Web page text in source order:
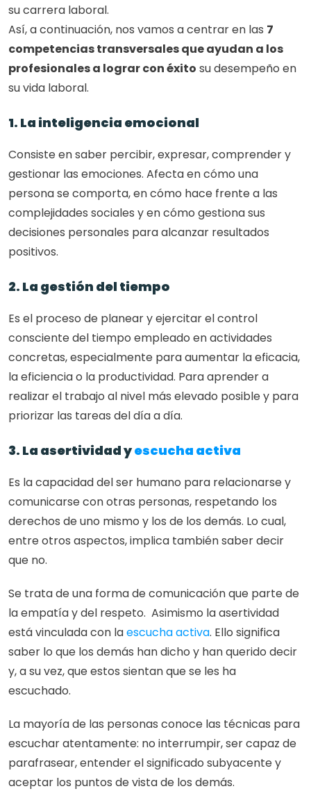
su carrera laboral.
Así, a continuación, nos vamos a centrar en las 7
competencias transversales que ayudan a los
profesionales a lograr con éxito su desempeño en
su vida laboral.
1. La inteligencia emocional
Consiste en saber percibir, expresar, comprender y
gestionar las emociones. Afecta en cómo una
persona se comporta, en cómo hace frente a las
complejidades sociales y en cómo gestiona sus
decisiones personales para alcanzar resultados
positivos.
2. La gestión del tiempo
Es el proceso de planear y ejercitar el control
consciente del tiempo empleado en actividades
concretas, especialmente para aumentar la eficacia,
la eficiencia o la productividad. Para aprender a
realizar el trabajo al nivel más elevado posible y para
priorizar las tareas del día a día.
3. La asertividad y escucha activa
Es la capacidad del ser humano para relacionarse y
comunicarse con otras personas, respetando los
derechos de uno mismo y los de los demás. Lo cual,
entre otros aspectos, implica también saber decir
que no.
Se trata de una forma de comunicación que parte de
la empatía y del respeto.  Asimismo la asertividad
está vinculada con la escucha activa. Ello significa
saber lo que los demás han dicho y han querido decir
y, a su vez, que estos sientan que se les ha
escuchado.
La mayoría de las personas conoce las técnicas para
escuchar atentamente: no interrumpir, ser capaz de
parafrasear, entender el significado subyacente y
aceptar los puntos de vista de los demás.